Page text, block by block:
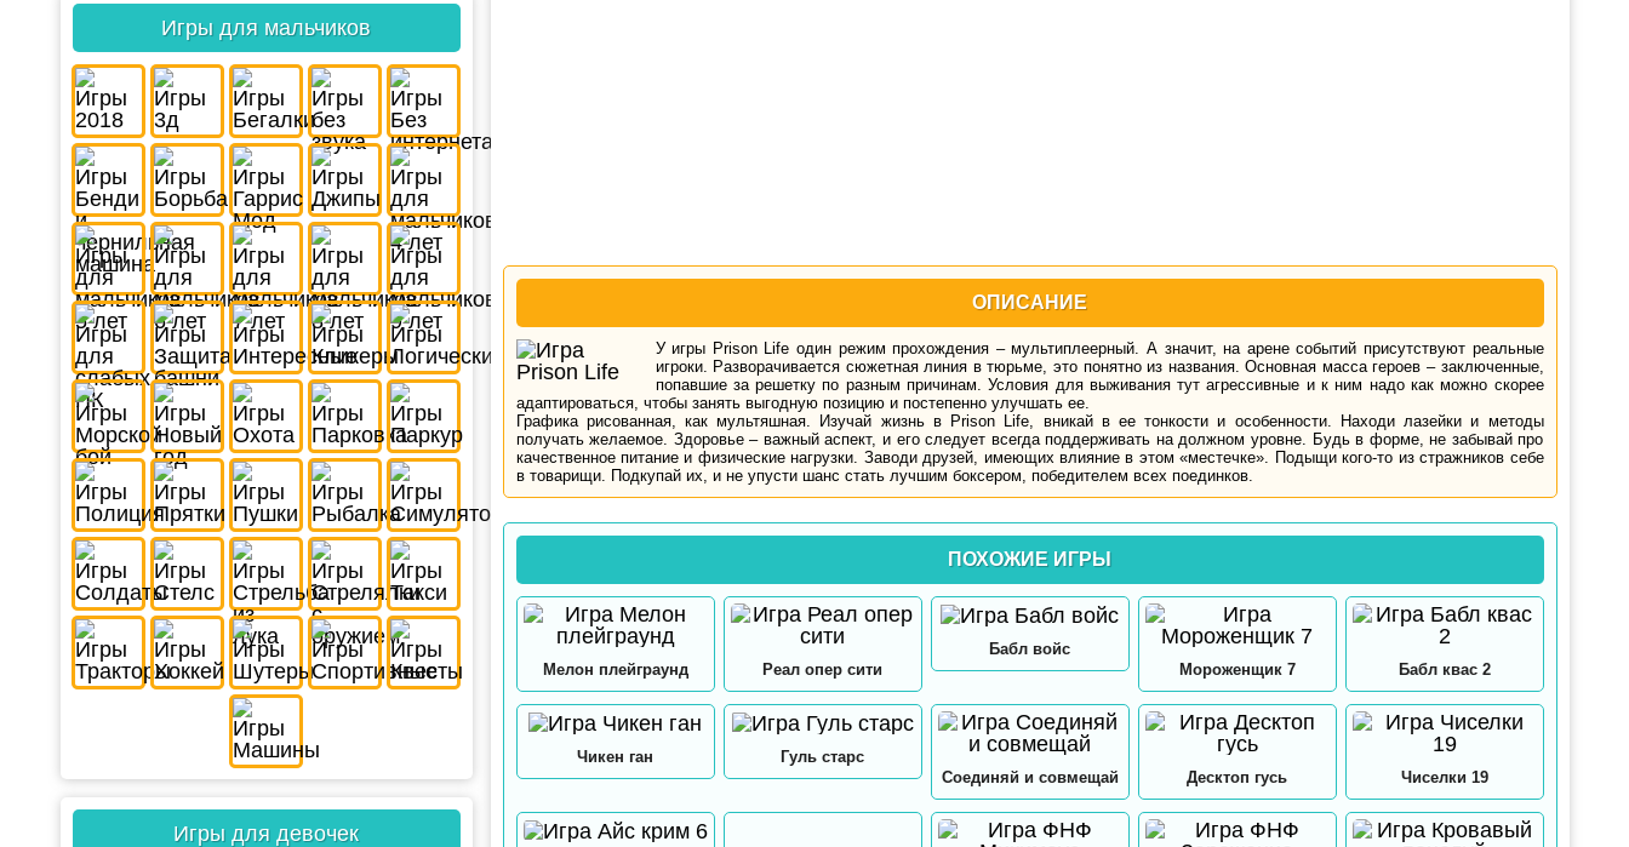
Игры для мальчиков
Игры для девочек
ОПИСАНИЕ
У игры Prison Life один режим прохождения – мультиплеерный. А значит, на арене событий присутствуют реальные
игроки. Разворачивается сюжетная линия в тюрьме, это понятно из названия. Основная масса героев – заключенные,
попавшие за решетку по разным причинам. Условия для выживания тут агрессивные и к ним надо как можно скорее
адаптироваться, чтобы занять выгодную позицию и постепенно улучшать ее.
Графика рисованная, как мультяшная. Изучай жизнь в Prison Life, вникай в ее тонкости и особенности. Находи лазейки и методы
получать желаемое. Здоровье – важный аспект, и его следует всегда поддерживать на должном уровне. Будь в форме, не забывай про
качественное питание и физические нагрузки. Заводи друзей, имеющих влияние в этом «местечке». Подыщи кого-то из стражников себе
в товарищи. Подкупай их, и не упусти шанс стать лучшим боксером, победителем всех поединков.
ПОХОЖИЕ ИГРЫ
Мелон плейграунд Реал опер сити
Бабл войс
Мороженщик 7
Бабл квас 2
Чикен ган
Гуль старс
Соединяй и совмещай
Десктоп гусь Чиселки 19